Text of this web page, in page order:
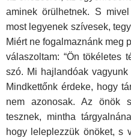
aminek örülhetnek. S
most legyenek szívesek,
Miért ne fogalmaznánk meg
válaszoltam: “Ön tökéletes
szó. Mi hajlandóak
Mindkettőnk érdeke, hogy
nem azonosak. Az önök
tesznek, mintha
hogy leleplezzük önöket, s